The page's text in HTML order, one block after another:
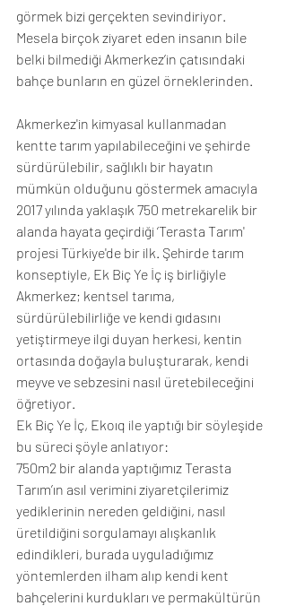
görmek bizi gerçekten sevindiriyor.
Mesela birçok ziyaret eden insanın bile
belki bilmediği Akmerkez’in çatısındaki
bahçe bunların en güzel örneklerinden.
Akmerkez'in kimyasal kullanmadan
kentte tarım yapılabileceğini ve şehirde
sürdürülebilir, sağlıklı bir hayatın
mümkün olduğunu göstermek amacıyla
2017 yılında yaklaşık 750 metrekarelik bir
alanda hayata geçirdiği ‘Terasta Tarım'
projesi Türkiye'de bir ilk. Şehirde tarım
konseptiyle, Ek Biç Ye İç iş birliğiyle
Akmerkez; kentsel tarıma,
sürdürülebilirliğe ve kendi gıdasını
yetiştirmeye ilgi duyan herkesi, kentin
ortasında doğayla buluşturarak, kendi
meyve ve sebzesini nasıl üretebileceğini
öğretiyor.
Ek Biç Ye İç, Ekoıq ile yaptığı bir söyleşide
bu süreci şöyle anlatıyor:
750m2 bir alanda yaptığımız Terasta
Tarım’ın asıl verimini ziyaretçilerimiz
yediklerinin nereden geldiğini, nasıl
üretildiğini sorgulamayı alışkanlık
edindikleri, burada uyguladığımız
yöntemlerden ilham alıp kendi kent
bahçelerini kurdukları ve permakültürün